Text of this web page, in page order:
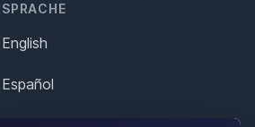
SPRACHE
English
Español